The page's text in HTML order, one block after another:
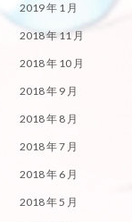
2019 年 1 月
2018 年 11 月
2018 年 10 月
2018 年 9 月
2018 年 8 月
2018 年 7 月
2018 年 6 月
2018 年 5 月